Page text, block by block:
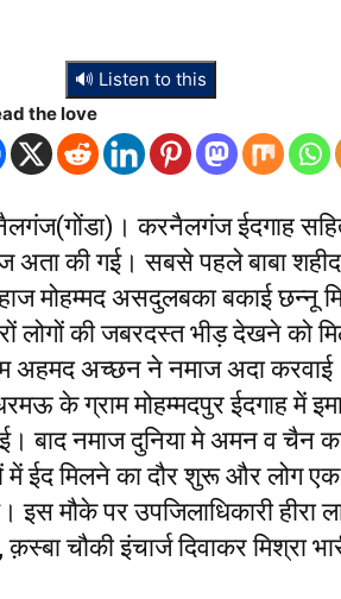
🔊 Listen to this
the love
करनैलगंज ईदगाह
अता की गई। सबसे पहले बाबा
मोहम्मद असदुलबका बकाई छन्नू
लोगों की जबरदस्त भीड़ देखने को
अहमद अच्छन ने नमाज अदा करवाई।
के ग्राम मोहम्मदपुर ईदगाह में
बाद नमाज दुनिया मे अमन व चैन
में ईद मिलने का दौर शुरू और लोग
मौके पर उपजिलाधिकारी हीरा
क़स्बा चौकी इंचार्ज दिवाकर